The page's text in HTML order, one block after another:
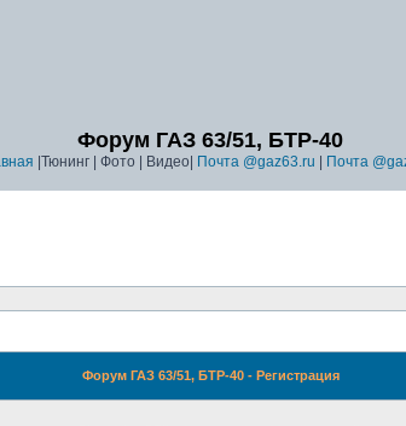
Форум ГАЗ 63/51, БТР-40
|Тюнинг | Фото | Видео| Почта @gaz63.ru Почта
Форум ГАЗ 63/51, БТР-40 - Регистрация